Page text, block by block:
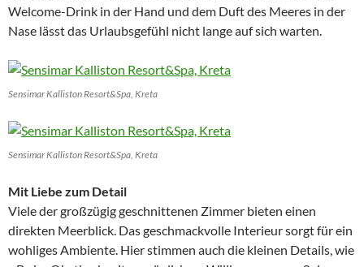
Welcome-Drink in der Hand und dem Duft des Meeres in der
Nase lässt das Urlaubsgefühl nicht lange auf sich warten.
Sensimar Kalliston Resort&Spa, Kreta
Sensimar Kalliston Resort&Spa, Kreta
Mit Liebe zum Detail
Viele der großzügig geschnittenen Zimmer bieten einen
direkten Meerblick. Das geschmackvolle Interieur sorgt für ein
wohliges Ambiente. Hier stimmen auch die kleinen Details, wie